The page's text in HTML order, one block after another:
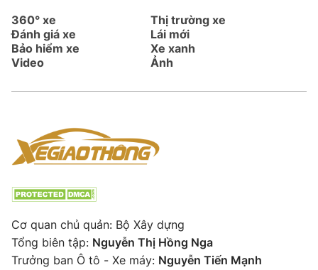
360° xe
Thị trường xe
Đánh giá xe
Lái mới
Bảo hiểm xe
Xe xanh
Video
Ảnh
Cơ quan chủ quản: Bộ Xây dựng
Tổng biên tập: Nguyễn Thị Hồng Nga
Trưởng ban Ô tô - Xe máy: Nguyễn Tiến Mạnh